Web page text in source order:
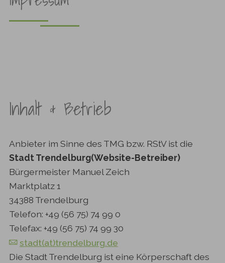
Inhalt & Betrieb
Anbieter im Sinne des TMG bzw. RStV ist die
Stadt Trendelburg(Website-Betreiber)
Bürgermeister Manuel Zeich
Marktplatz 1
34388 Trendelburg
Telefon: +49 (56 75) 74 99 0
Telefax: +49 (56 75) 74 99 30
stadt(at)trendelburg.de
Die Stadt Trendelburg ist eine Körperschaft des